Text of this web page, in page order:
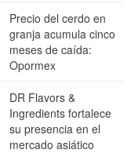
Precio del cerdo en
granja acumula cinco
meses de caída:
Opormex
DR Flavors &
Ingredients fortalece
su presencia en el
mercado asiático